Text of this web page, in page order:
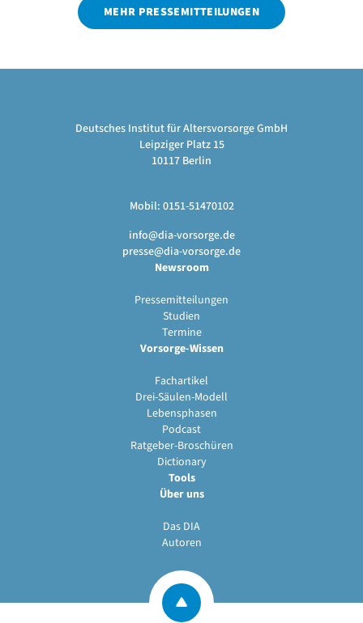
MEHR PRESSEMITTEILUNGEN
Deutsches Institut für Altersvorsorge GmbH
Leipziger Platz 15
10117 Berlin
Mobil: 0151-51470102
info@dia-vorsorge.de
presse@dia-vorsorge.de
Newsroom
Pressemitteilungen
Studien
Termine
Vorsorge-Wissen
Fachartikel
Drei-Säulen-Modell
Lebensphasen
Podcast
Ratgeber-Broschüren
Dictionary
Tools
Über uns
Das DIA
Autoren